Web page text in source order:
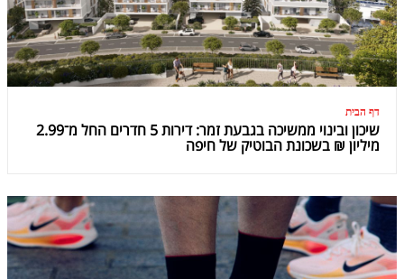
דף הבית
שיכון ובינוי ממשיכה בגבעת זמר: דירות 5 חדרים החל מ־2.99
מיליון ₪ בשכונת הבוטיק של חיפה